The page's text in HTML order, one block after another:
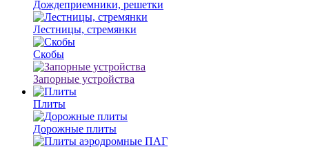
Дождеприемники, решетки
Лестницы, стремянки
Скобы
Запорные устройства
Плиты
Дорожные плиты